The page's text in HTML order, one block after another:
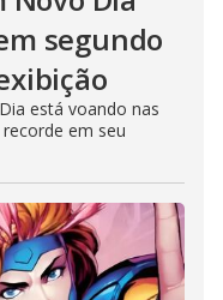
segundo
está voando nas
em seu